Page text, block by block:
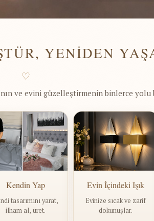
YENİDEN
♡
ve evini güzelleştirmenin binlerce yolu
Kendin Yap
tasarımını yarat,
ilham al, üret.
Evin İçindeki Işık
Evinize sıcak ve zarif
dokunuşlar.